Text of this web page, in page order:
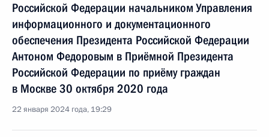
Российской Федерации начальником Управления
информационного и документационного
обеспечения Президента Российской Федерации
Антоном Федоровым в Приёмной Президента
Российской Федерации по приёму граждан
в Москве 30 октября 2020 года
22 января 2024 года, 19:29